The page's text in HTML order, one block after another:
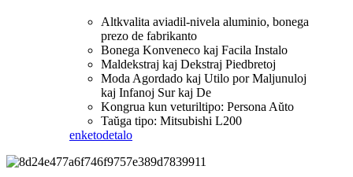
Altkvalita aviadil-nivela aluminio, bonega
prezo de fabrikanto
Bonega Konveneco kaj Facila Instalo
Maldekstraj kaj Dekstraj Piedbretoj
Moda Agordado kaj Utilo por Maljunuloj
kaj Infanoj Sur kaj De
Kongrua kun veturiltipo: Persona Aŭto
Taŭga tipo: Mitsubishi L200
enketodetalo